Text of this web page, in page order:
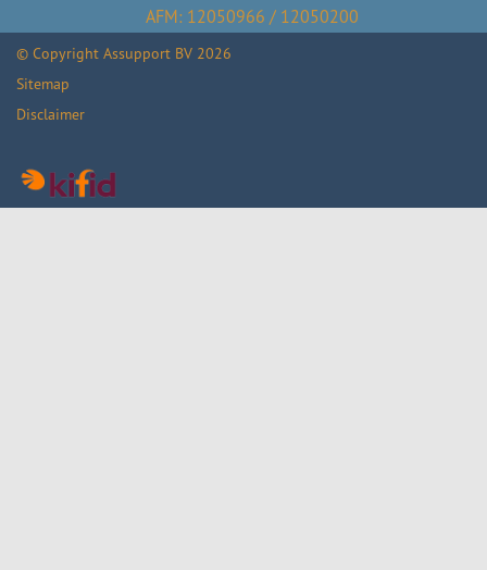
AFM: 12050966 / 12050200
© Copyright Assupport BV 2026
Sitemap
Disclaimer